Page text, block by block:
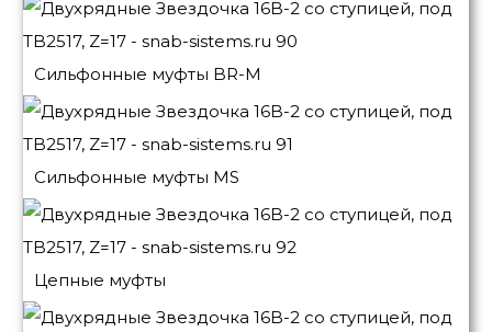
Сильфонные муфты BR-M
Сильфонные муфты MS
Цепные муфты